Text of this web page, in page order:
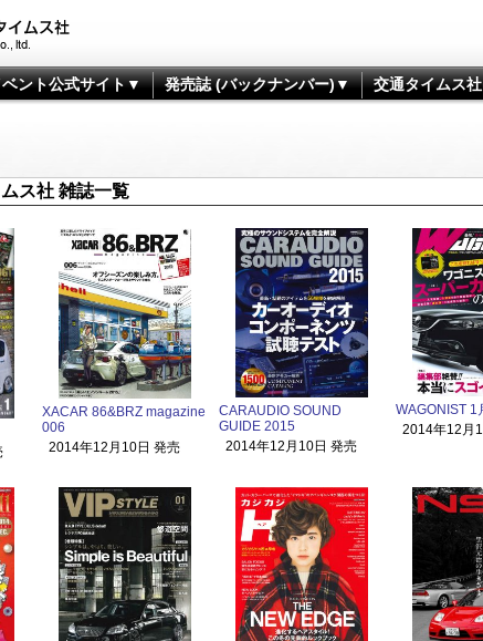
ベント公式サイト▼ 発売誌 (バックナンバー)▼ 交通タイムス
ス社 雑誌一覧
XACAR 86&BRZ magazine
006
2014年12月10日 発売
CARAUDIO SOUND
GUIDE 2015
2014年12月10日 発売
WAGONIST 1
2014年12月